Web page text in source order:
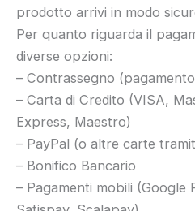
prodotto arrivi in modo
Per quanto riguarda il
diverse opzioni:
– Contrassegno
– Carta di Credito (VISA,
Express, Maestro)
– PayPal (o altre carte
– Bonifico Bancario
– Pagamenti mobili (Google